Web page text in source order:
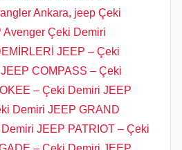
Ankara, jeep Çeki
Avenger Çeki Demiri
JEEP – Çeki
COMPASS – Çeki
– Çeki Demiri JEEP
Demiri JEEP GRAND
JEEP PATRIOT – Çeki